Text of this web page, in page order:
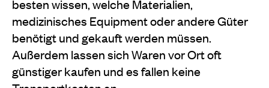
besten wissen, welche Materialien,
medizinisches Equipment oder andere Güter
benötigt und gekauft werden müssen.
Außerdem lassen sich Waren vor Ort oft
günstiger kaufen und es fallen keine